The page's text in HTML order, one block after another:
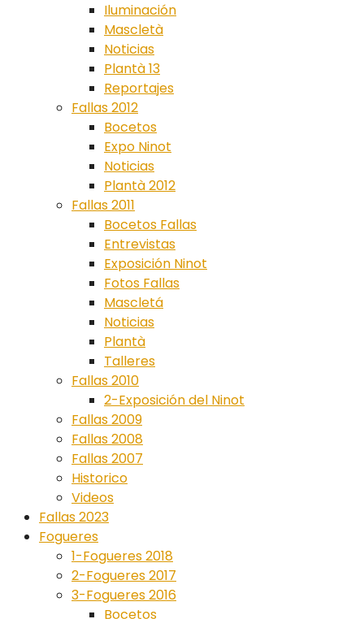
Iluminación
Mascletà
Noticias
Plantà 13
Reportajes
Fallas 2012
Bocetos
Expo Ninot
Noticias
Plantà 2012
Fallas 2011
Bocetos Fallas
Entrevistas
Exposición Ninot
Fotos Fallas
Mascletá
Noticias
Plantà
Talleres
Fallas 2010
2-Exposición del Ninot
Fallas 2009
Fallas 2008
Fallas 2007
Historico
Videos
Fallas 2023
Fogueres
1-Fogueres 2018
2-Fogueres 2017
3-Fogueres 2016
Bocetos